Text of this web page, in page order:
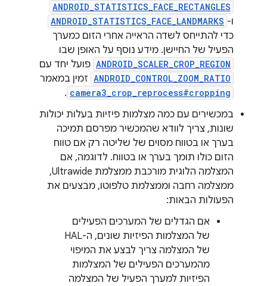
ANDROID_STATISTICS_FACE_RECTANGLES
ו- ANDROID_STATISTICS_FACE_LANDMARKS
כדי להתייחס לשדה הראייה אחרי הזום כמערך
הפעיל של החיישן. מידע נוסף על האופן שבו
ANDROID_SCALER_CROP_REGION פועל יחד עם
ANDROID_CONTROL_ZOOM_RATIO זמין במאמר
camera3_crop_reprocess#cropping
.
במכשירים עם כמה מצלמות פיזיות בעלות יכולות
שונות, צריך לוודא שהמכשיר מפרסם תמיכה
בערך או בטווח מסוים של שליטה רק אם טווח
הזום כולו תומך בערך או בטווח. לדוגמה, אם
המצלמה הלוגית מורכבת ממצלמת Ultrawide,
ממצלמה רחבה וממצלמת טלפוטו, מבצעים את
הפעולות הבאות:
אם הגדלים של המערכים הפעילים
של המצלמות הפיזיות שונים, ה-HAL
של המצלמה צריך לבצע את המיפוי
מהמערכים הפעילים של המצלמות
הפיזיות למערך הפעיל של המצלמה